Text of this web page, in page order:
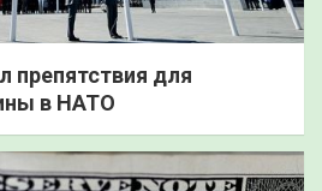
препятствия для
в НАТО